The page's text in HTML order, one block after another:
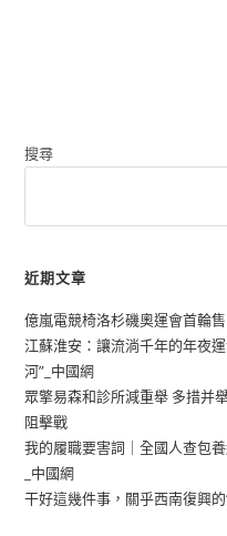
搜尋
近期文章
億嵐電競椅洛杉磯奧運會首輪
江蘇淮安：讓流淌千年的年夜
河”_中國網
眾擎易森和診所減重舉 多措并
阻擊戰
我的履職要害詞｜全國人查包
_中國網
干好這幾件事，關乎西南復興